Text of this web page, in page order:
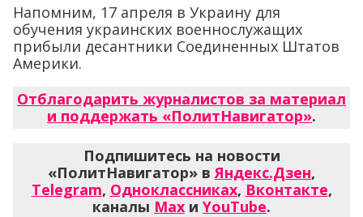
Напомним, 17 апреля в Украину для
обучения украинских военнослужащих
прибыли десантники Соединенных Штатов
Америки.
Отблагодарить журналистов за материал
и поддержать «ПолитНавигатор».
Подпишитесь на новости
«ПолитНавигатор» вЯндекс.Дзен,
Telegram, Одноклассниках, Вконтакте,
каналы Max и YouTube.